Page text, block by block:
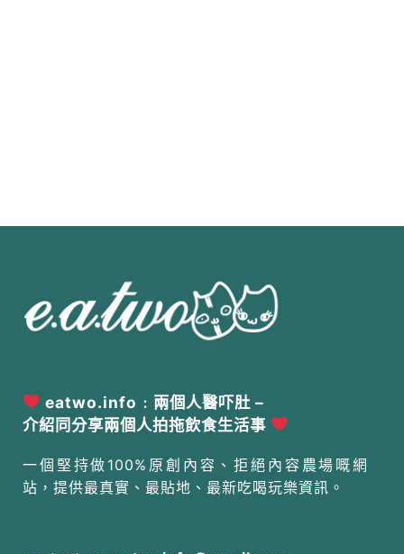
eatwo.info﹕兩個人醫吓肚 –
介紹同分享兩個人拍拖飲食生活事
一個堅持做100%原創內容、拒絕內容農場嘅網
站，提供最真實、最貼地、最新吃喝玩樂資訊。